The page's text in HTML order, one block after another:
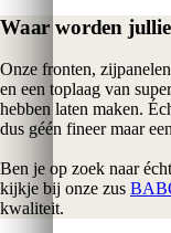
Waar worden
Onze fronten,
en een toplaag van
hebben laten maken.
dus géén fineer maar
Ben je op zoek naar
kijkje bij onze zus
kwaliteit.